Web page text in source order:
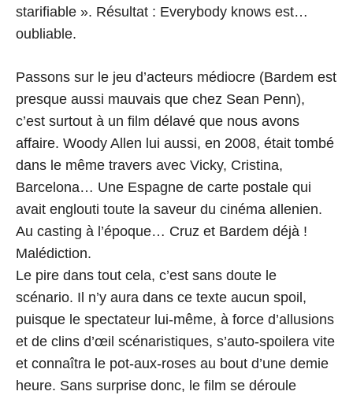
starifiable ». Résultat : Everybody knows est…
oubliable.
Passons sur le jeu d’acteurs médiocre (Bardem est
presque aussi mauvais que chez Sean Penn),
c’est surtout à un film délavé que nous avons
affaire. Woody Allen lui aussi, en 2008, était tombé
dans le même travers avec Vicky, Cristina,
Barcelona… Une Espagne de carte postale qui
avait englouti toute la saveur du cinéma allenien.
Au casting à l’époque… Cruz et Bardem déjà !
Malédiction.
Le pire dans tout cela, c’est sans doute le
scénario. Il n’y aura dans ce texte aucun spoil,
puisque le spectateur lui-même, à force d’allusions
et de clins d’œil scénaristiques, s’auto-spoilera vite
et connaîtra le pot-aux-roses au bout d’une demie
heure. Sans surprise donc, le film se déroule